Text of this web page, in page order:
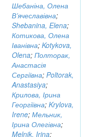
Шебаніна, Олена
В’ячеславівна;
Shebanina, Elena;
Котикова, Олена
Іванівна; Kotykova,
Olena; Полторак,
Анастасія
Сергіївна; Poltorak,
Anastasiya;
Крилова, Ірина
Георгіївна; Krylova,
Irene; Мельник,
Ірина Олегівна;
Melnik, Irina;